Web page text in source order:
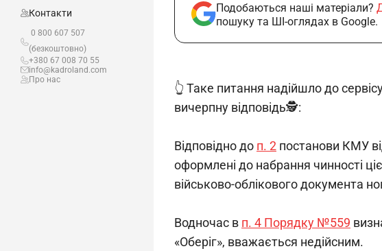
Контакти
0 800 607 507
(безкоштовно)
+380 67 008 70 55
info@kadroland.com
Про нас
Подобаються наші матеріали?
пошуку та ШІ-оглядах в Google.
👆 Таке питання надійшло до
вичерпну відповідь🕵️:
Відповідно до п. 2 постанови КМУ
оформлені до набрання чинності
військово-облікового документа
Водночас в п. 4 Порядку №559
«Оберіг», вважається недійсним.